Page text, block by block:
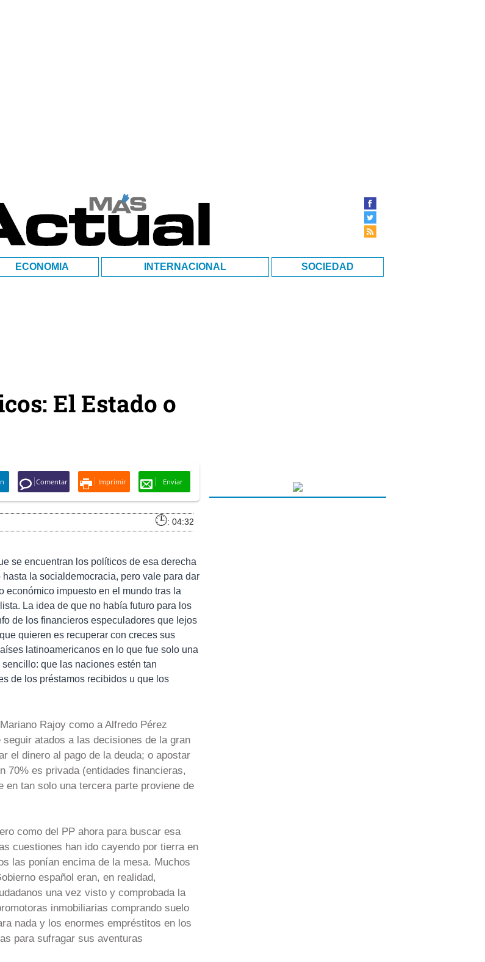
ECONOMIA INTERNACIONAL SOCIEDAD
El Estado o
Comentar Imprimir Enviar
: 04:32
se encuentran los políticos de esa derecha
la socialdemocracia, pero vale para dar
económico impuesto en el mundo tras la
La idea de que no había futuro para los
de los financieros especuladores que lejos
quieren es recuperar con creces sus
latinoamericanos en lo que fue solo una
que las naciones estén tan
de los préstamos recibidos u que los
Rajoy como a Alfredo Pérez
atados a las decisiones de la gran
el dinero al pago de la deuda; o apostar
70% es privada (entidades financieras,
tan solo una tercera parte proviene de
como del PP ahora para buscar esa
cuestiones han ido cayendo por tierra en
las ponían encima de la mesa. Muchos
español eran, en realidad,
una vez visto y comprobada la
inmobiliarias comprando suelo
nada y los enormes empréstitos en los
para sufragar sus aventuras